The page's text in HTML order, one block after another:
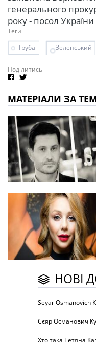
генерального
року - посол
Теги
Труба
Зеленський
Поділитись
МАТЕРІАЛИ ЗА
НОВІ
Seyar Osmanovich
Сєяр Османович
Хто така Тетяна